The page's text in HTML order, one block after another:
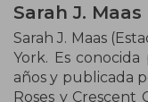
Sarah J. Maas
Sarah J. Maas
York. Es
años y publicada
Roses y Crescent